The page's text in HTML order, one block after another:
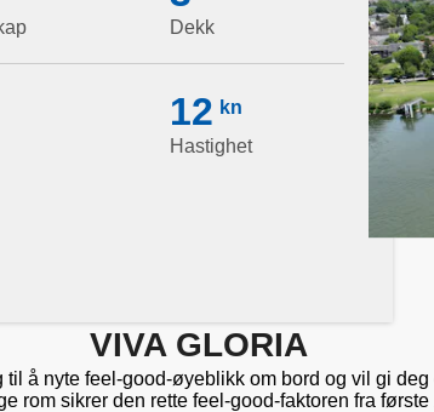
Dekk
Hastighet
12 kn
VIVA GLORIA
til å nyte feel-good-øyeblikk om bord og vil gi
rom sikrer den rette feel-good-faktoren fra